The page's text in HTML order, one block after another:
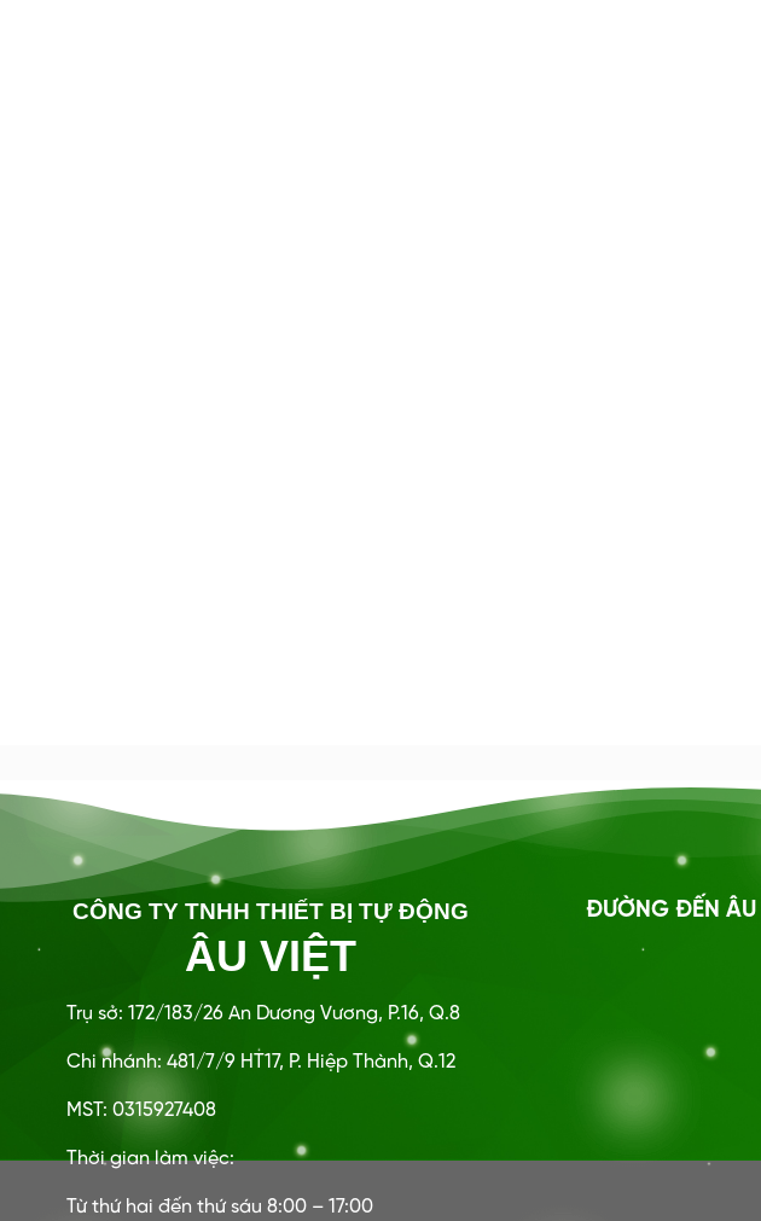
CÔNG TY TNHH THIẾT BỊ TỰ ĐỘNG
ÂU VIỆT
Trụ sở: 172/183/26 An Dương Vương, P.16, Q.8
Chi nhánh: 481/7/9 HT17, P. Hiệp Thành, Q.12
MST: 0315927408
Thời gian làm việc:
Từ thứ hai đến thứ sáu 8:00 – 17:00
ĐƯỜNG ĐẾN ÂU